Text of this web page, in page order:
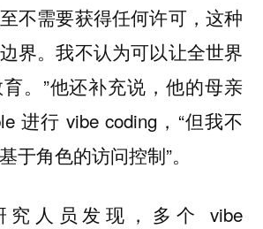
不需要获得任何许可，这种
界。我不认为可以让全世界
。”他还补充说，他的母亲
进行 vibe coding，“但我不
于角色的访问控制”。
究人员发现，多个 vibe